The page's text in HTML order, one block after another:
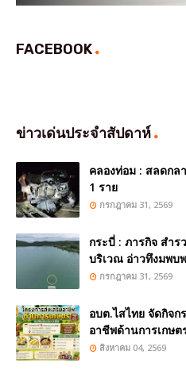
FACEBOOK
ข่าวเด่นประจำสัปดาห์
คลองท่อม : สลดกล
1 ราย
กรกฎาคม 31, 2569
กระบี่ : ภารกิจ สำร
บริเวณ อ่าวทึงมพบ
กรกฎาคม 31, 2569
อบต.ไสไทย จัดกิจก
อาชีพด้านการเกษต
สิงหาคม 04, 2569